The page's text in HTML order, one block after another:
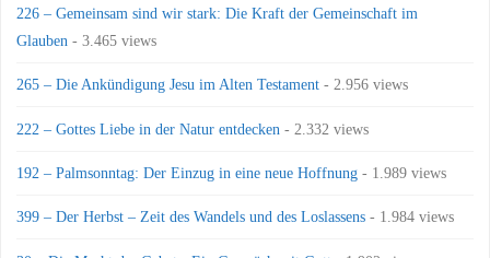
226 – Gemeinsam sind wir stark: Die Kraft der Gemeinschaft im
Glauben - 3.465 views
265 – Die Ankündigung Jesu im Alten Testament - 2.956 views
222 – Gottes Liebe in der Natur entdecken - 2.332 views
192 – Palmsonntag: Der Einzug in eine neue Hoffnung - 1.989 views
399 – Der Herbst – Zeit des Wandels und des Loslassens - 1.984 views